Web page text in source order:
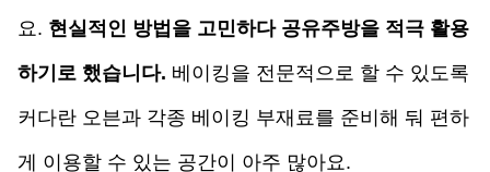
요. 현실적인 방법을 고민하다 공유주방을 적극 활용
하기로 했습니다.
커다란 오븐과 각종 베이킹 부재료를 준비해 둬 편하
게 이용할 수 있는 공간이 아주 많아요.